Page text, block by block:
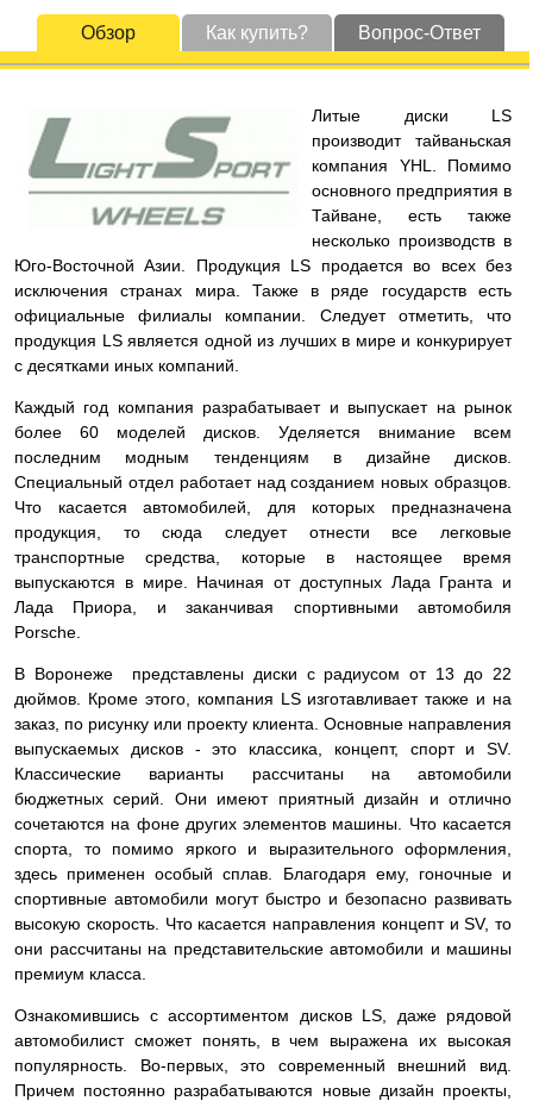
Обзор Как купить? Вопрос-Ответ
Литые диски LS
производит тайваньская
компания YHL. Помимо
основного предприятия в
Тайване, есть также
несколько производств в
Юго-Восточной Азии. Продукция LS продается во всех без
исключения странах мира. Также в ряде государств есть
официальные филиалы компании. Следует отметить, что
продукция LS является одной из лучших в мире и конкурирует
с десятками иных компаний.
Каждый год компания разрабатывает и выпускает на рынок
более 60 моделей дисков. Уделяется внимание всем
последним модным тенденциям в дизайне дисков.
Специальный отдел работает над созданием новых образцов.
Что касается автомобилей, для которых предназначена
продукция, то сюда следует отнести все легковые
транспортные средства, которые в настоящее время
выпускаются в мире. Начиная от доступных Лада Гранта и
Лада Приора, и заканчивая спортивными автомобиля
Porsche.
В Воронеже представлены диски с радиусом от 13 до 22
дюймов. Кроме этого, компания LS изготавливает также и на
заказ, по рисунку или проекту клиента. Основные направления
выпускаемых дисков - это классика, концепт, спорт и SV.
Классические варианты рассчитаны на автомобили
бюджетных серий. Они имеют приятный дизайн и отлично
сочетаются на фоне других элементов машины. Что касается
спорта, то помимо яркого и выразительного оформления,
здесь применен особый сплав. Благодаря ему, гоночные и
спортивные автомобили могут быстро и безопасно развивать
высокую скорость. Что касается направления концепт и SV, то
они рассчитаны на представительские автомобили и машины
премиум класса.
Ознакомившись с ассортиментом дисков LS, даже рядовой
автомобилист сможет понять, в чем выражена их высокая
популярность. Во-первых, это современный внешний вид.
Причем постоянно разрабатываются новые дизайн проекты,